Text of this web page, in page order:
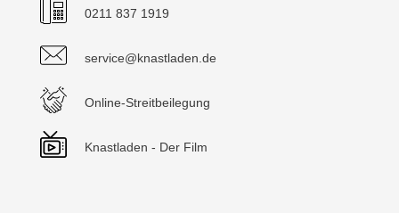
0211 837 1919
service@knastladen.de
Online-Streitbeilegung
Knastladen - Der Film